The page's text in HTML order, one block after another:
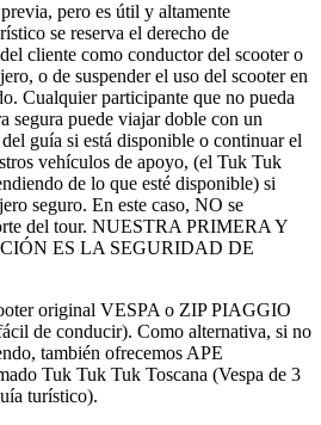
pero es útil y altamente
se reserva el derecho de
cliente como conductor del scooter o
o de suspender el uso del scooter en
Cualquier participante que no pueda
segura puede viajar doble con un
guía si está disponible o continuar el
vehículos de apoyo, (el Tuk Tuk
de lo que esté disponible) si
seguro. En este caso, NO se
del tour. NUESTRA PRIMERA Y
ES LA SEGURIDAD DE
original VESPA o ZIP PIAGGIO
de conducir). Como alternativa, si no
también ofrecemos APE
Tuk Tuk Tuk Toscana (Vespa de 3
turístico).